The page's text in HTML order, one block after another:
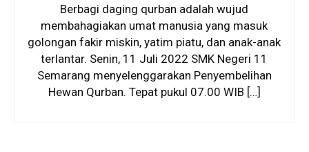
Berbagi daging qurban adalah wujud
membahagiakan umat manusia yang masuk
golongan fakir miskin, yatim piatu, dan anak-anak
terlantar. Senin, 11 Juli 2022 SMK Negeri 11
Semarang menyelenggarakan Penyembelihan
Hewan Qurban. Tepat pukul 07.00 WIB […]